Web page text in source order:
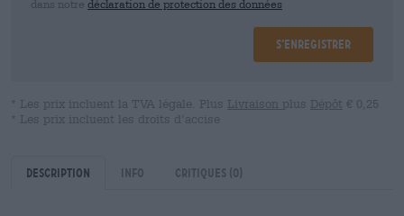
dans notre déclaration de protection des données
S’enregistrer
* Les prix incluent la TVA légale. Plus Livraison plus Dépôt € 0,25
* Les prix incluent les droits d’accise
Description Info Critiques (0)